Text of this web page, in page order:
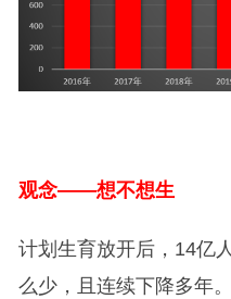
观念——想不想生
计划生育放开后，14亿
么少，且连续下降多年